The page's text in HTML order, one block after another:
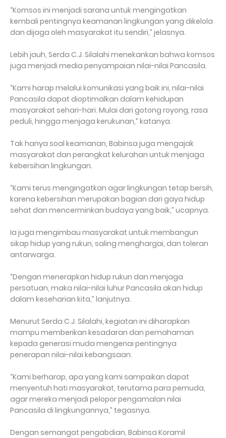
“Komsos ini menjadi sarana untuk mengingatkan
kembali pentingnya keamanan lingkungan yang dikelola
dan dijaga oleh masyarakat itu sendiri,” jelasnya.
Lebih jauh, Serda C.J. Silalahi menekankan bahwa komsos
juga menjadi media penyampaian nilai-nilai Pancasila.
“Kami harap melalui komunikasi yang baik ini, nilai-nilai
Pancasila dapat dioptimalkan dalam kehidupan
masyarakat sehari-hari. Mulai dari gotong royong, rasa
peduli, hingga menjaga kerukunan,” katanya.
Tak hanya soal keamanan, Babinsa juga mengajak
masyarakat dan perangkat kelurahan untuk menjaga
kebersihan lingkungan.
“Kami terus mengingatkan agar lingkungan tetap bersih,
karena kebersihan merupakan bagian dari gaya hidup
sehat dan mencerminkan budaya yang baik,” ucapnya.
Ia juga mengimbau masyarakat untuk membangun
sikap hidup yang rukun, saling menghargai, dan toleran
antarwarga.
“Dengan menerapkan hidup rukun dan menjaga
persatuan, maka nilai-nilai luhur Pancasila akan hidup
dalam keseharian kita,” lanjutnya.
Menurut Serda C.J. Silalahi, kegiatan ini diharapkan
mampu memberikan kesadaran dan pemahaman
kepada generasi muda mengenai pentingnya
penerapan nilai-nilai kebangsaan.
“Kami berharap, apa yang kami sampaikan dapat
menyentuh hati masyarakat, terutama para pemuda,
agar mereka menjadi pelopor pengamalan nilai
Pancasila di lingkungannya,” tegasnya.
Dengan semangat pengabdian, Babinsa Koramil